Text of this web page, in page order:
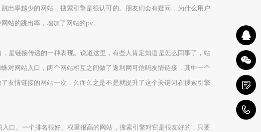
出率越少的网站，搜索引擎是很认可的。朋友们会有疑问，为什么用户
站的跳出率，增加了网站的pv。
是链接传递的一种表现。说道这里，有些人肯定知道是怎么回事了，站
对网站入口，两个网站相互之间做了返利网可信吗友情链接，其中一个
友情链接的网站一次，久而久之是不是就提升了这个关键词在搜索引擎
口。一个排名很好、权重很高的网站，搜索引擎对它是很友好的，只要